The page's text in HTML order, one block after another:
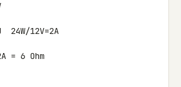
24W/12V=2A
= 6 Ohm